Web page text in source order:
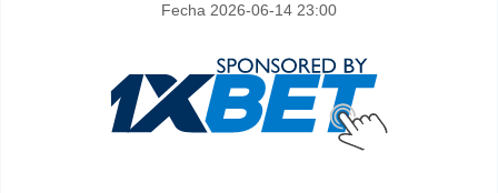
Fecha 2026-06-14 23:00